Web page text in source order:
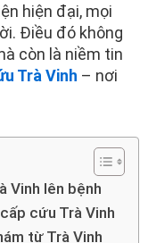
hiện đại, mọi
Điều đó không
còn là niềm tin
Trà Vinh – nơi
Vinh lên bệnh
cứu Trà Vinh
từ Trà Vinh